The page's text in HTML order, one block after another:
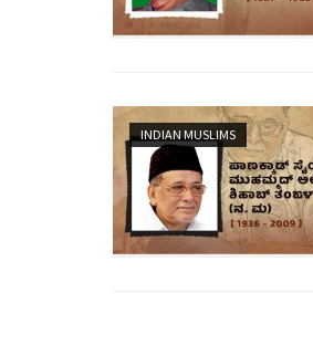
INDIAN MUSLIMS